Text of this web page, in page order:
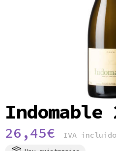
Política de
Indomable
26,45€ IVA incluido